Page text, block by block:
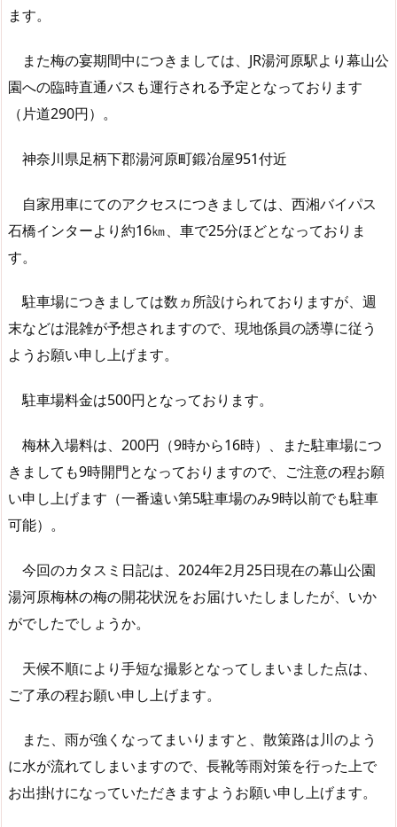
ます。
また梅の宴期間中につきましては、JR湯河原駅より幕山公
園への臨時直通バスも運行される予定となっております
（片道290円）。
神奈川県足柄下郡湯河原町鍛冶屋951付近
自家用車にてのアクセスにつきましては、西湘バイパス
石橋インターより約16㎞、車で25分ほどとなっておりま
す。
駐車場につきましては数ヵ所設けられておりますが、週
末などは混雑が予想されますので、現地係員の誘導に従う
ようお願い申し上げます。
駐車場料金は500円となっております。
梅林入場料は、200円（9時から16時）、また駐車場につ
きましても9時開門となっておりますので、ご注意の程お願
い申し上げます（一番遠い第5駐車場のみ9時以前でも駐車
可能）。
今回のカタスミ日記は、2024年2月25日現在の幕山公園
湯河原梅林の梅の開花状況をお届けいたしましたが、いか
がでしたでしょうか。
天候不順により手短な撮影となってしまいました点は、
ご了承の程お願い申し上げます。
また、雨が強くなってまいりますと、散策路は川のよう
に水が流れてしまいますので、長靴等雨対策を行った上で
お出掛けになっていただきますようお願い申し上げます。